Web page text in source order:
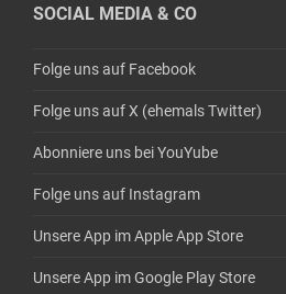
SOCIAL MEDIA & CO
Folge uns auf Facebook
Folge uns auf X (ehemals Twitter)
Abonniere uns bei YouYube
Folge uns auf Instagram
Unsere App im Apple App Store
Unsere App im Google Play Store